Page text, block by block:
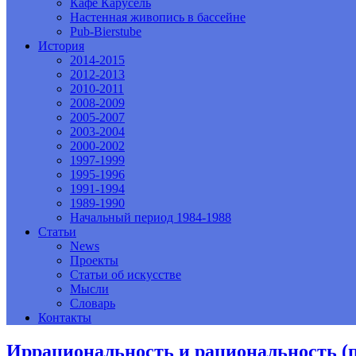
Настенная живопись в бассейне
Pub-Bierstube
История
2014-2015
2012-2013
2010-2011
2008-2009
2005-2007
2003-2004
2000-2002
1997-1999
1995-1996
1991-1994
1989-1990
Начальный период 1984-1988
Статьи
News
Проекты
Статьи об искусстве
Мысли
Словарь
Контакты
Иррациональность и рациональность